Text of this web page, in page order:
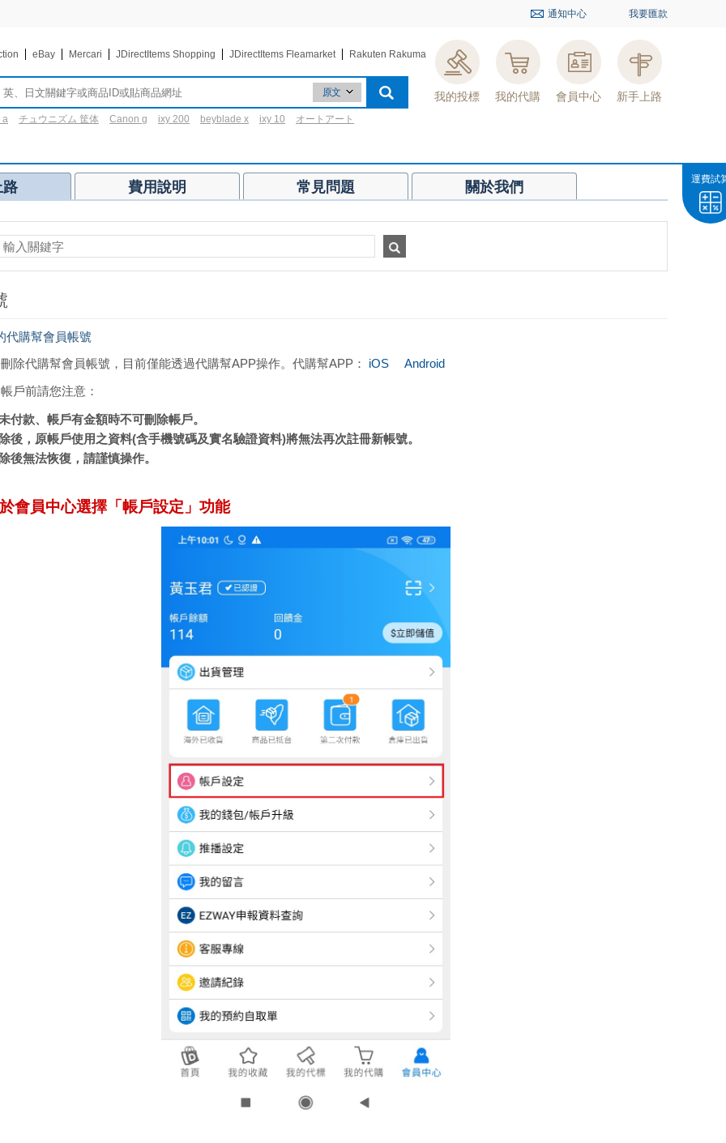
通知中心 我要匯款
eBay Mercari JDirectItems Shopping JDirectItems Fleamarket Rakuten Rakuma
原文
原文
a チュウニズム 筐体 Canon g ixy 200 beyblade x ixy 10
オートアート
我的投標 我的代購 會員中心 新手上路
運費試
路 費用說明 常見問題 關於我們
代購幫會員帳號
除代購幫會員帳號，目前僅能透過代購幫APP操作。代購幫APP： iOS
Android
戶前請您注意：
付款、帳戶有金額時不可刪除帳戶。
後，原帳戶使用之資料(含手機號碼及實名驗證資料)將無法再次註冊新帳號。
後無法恢復，請謹慎操作。
會員中心選擇「帳戶設定」功能